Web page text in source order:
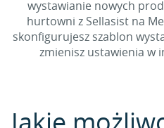
wystawianie nowych
hurtowni z Sellasist na
skonfigurujesz szablon
zmienisz ustawienia w